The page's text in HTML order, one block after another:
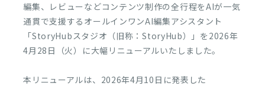
編集、レビューなどコンテンツ制作の全行程をAIが一気
通貫で支援するオールインワンAI編集アシスタント
「StoryHubスタジオ（旧称：StoryHub）」を2026年
4月28日（火）に大幅リニューアルいたしました。
本リニューアルは、2026年4月10日に発表した